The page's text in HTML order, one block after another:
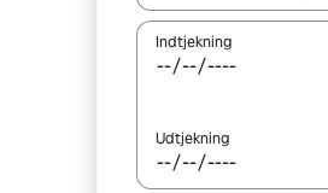
Indtjekning
Udtjekning